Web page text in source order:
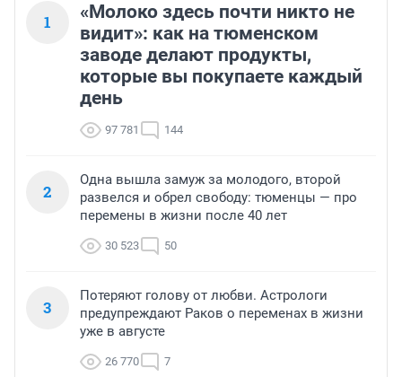
1
«Молоко здесь почти никто не
видит»: как на тюменском
заводе делают продукты,
которые вы покупаете каждый
день
97 781 144
2
Одна вышла замуж за молодого, второй
развелся и обрел свободу: тюменцы — про
перемены в жизни после 40 лет
30 523 50
3
Потеряют голову от любви. Астрологи
предупреждают Раков о переменах в жизни
уже в августе
26 770 7